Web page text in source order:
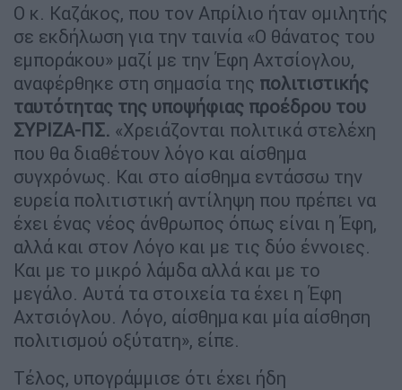
Ο κ. Καζάκος, που τον Απρίλιο ήταν ομιλητής
σε εκδήλωση για την ταινία «Ο θάνατος του
εμποράκου» μαζί με την Έφη Αχτσίογλου,
αναφέρθηκε στη σημασία της πολιτιστικής
ταυτότητας της υποψήφιας προέδρου του
ΣΥΡΙΖΑ-ΠΣ. «Χρειάζονται πολιτικά στελέχη
που θα διαθέτουν λόγο και αίσθημα
συγχρόνως. Και στο αίσθημα εντάσσω την
ευρεία πολιτιστική αντίληψη που πρέπει να
έχει ένας νέος άνθρωπος όπως είναι η Έφη,
αλλά και στον Λόγο και με τις δύο έννοιες.
Και με το μικρό λάμδα αλλά και με το
μεγάλο. Αυτά τα στοιχεία τα έχει η Έφη
Αχτσιόγλου. Λόγο, αίσθημα και μία αίσθηση
πολιτισμού οξύτατη», είπε.
Τέλος, υπογράμμισε ότι έχει ήδη